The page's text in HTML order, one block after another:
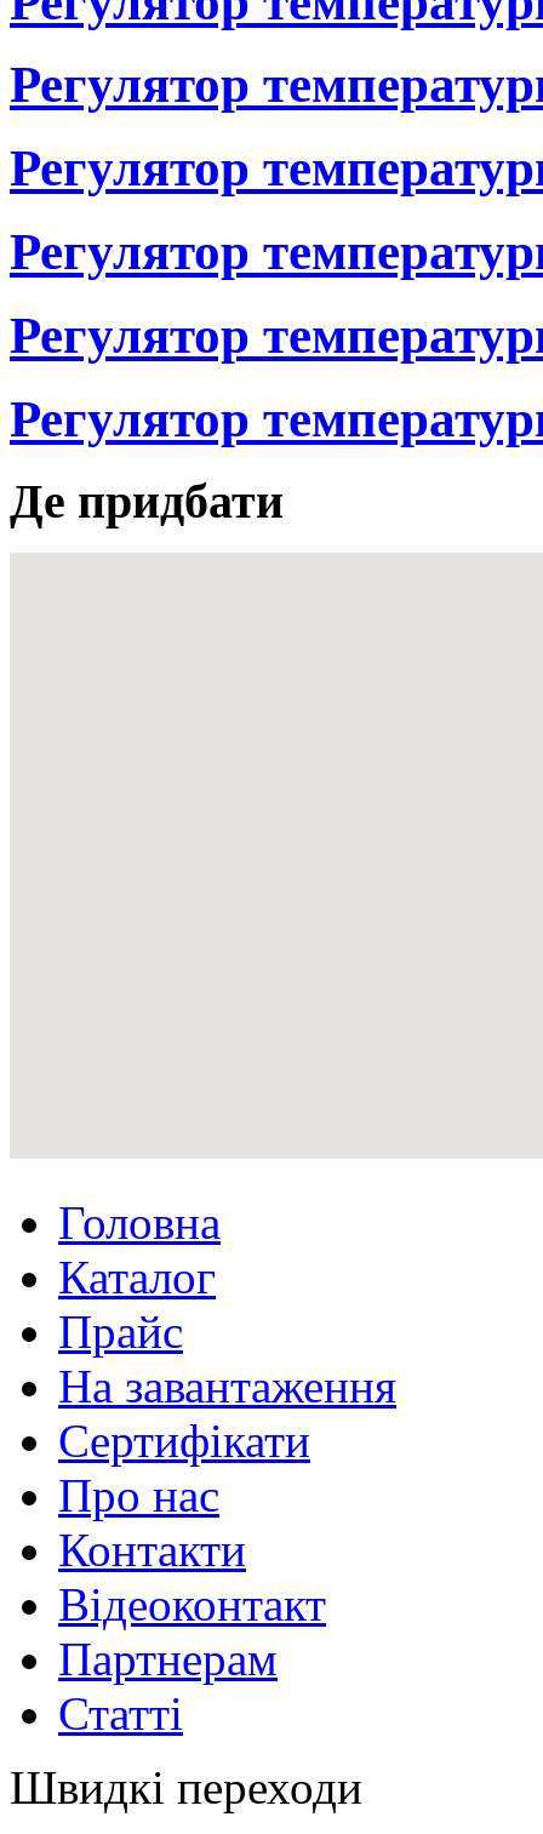
Регулятор
Регулятор
Регулятор
Регулятор
Регулятор
Де придбати
Головна
Каталог
Прайс
На завантаження
Сертифікати
Про нас
Контакти
Відеоконтакт
Партнерам
Статті
Швидкі переходи